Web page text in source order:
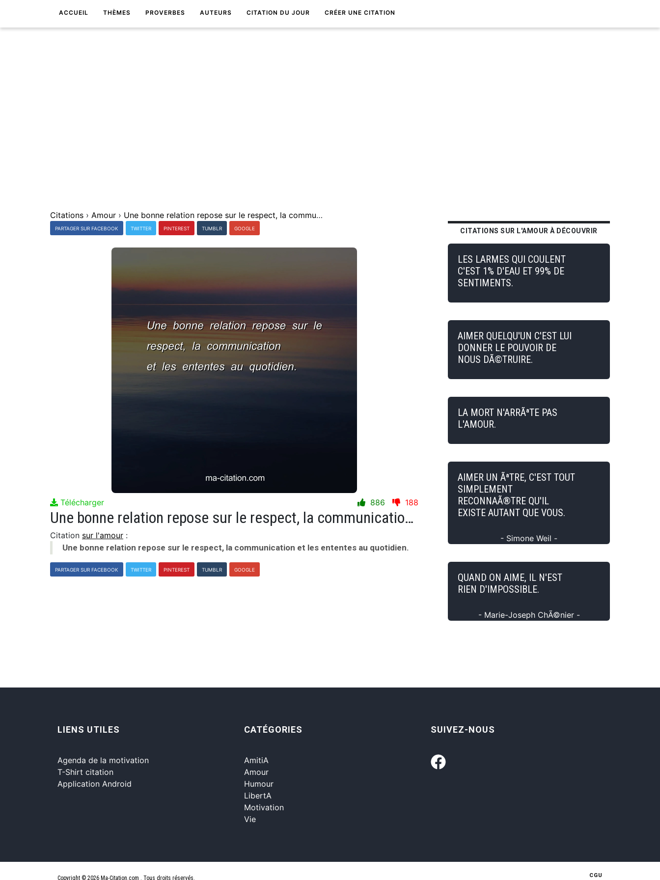
ACCUEIL THÈMES PROVERBES AUTEURS CITATION DU JOUR CRÉER UNE CITATION
Citations › Amour › Une bonne relation repose sur le respect, la communication et les ententes au quotidien.
PARTAGER SUR FACEBOOK TWITTER PINTEREST TUMBLR GOOGLE
Télécharger 886 188
Une bonne relation repose sur le respect, la communication et les ententes au quotidien.
Citation sur l'amour :
Une bonne relation repose sur le respect, la communication et les ententes au quotidien.
PARTAGER SUR FACEBOOK TWITTER PINTEREST TUMBLR GOOGLE
CITATIONS SUR L'AMOUR À DÉCOUVRIR
LES LARMES QUI COULENT
C'EST 1% D'EAU ET 99% DE
SENTIMENTS.
AIMER QUELQU'UN C'EST LUI
DONNER LE POUVOIR DE
NOUS DÃ©TRUIRE.
LA MORT N'ARRÃªTE PAS
L'AMOUR.
AIMER UN ÃªTRE, C'EST TOUT
SIMPLEMENT
RECONNAÃ®TRE QU'IL
EXISTE AUTANT QUE VOUS.
- Simone Weil -
QUAND ON AIME, IL N'EST
RIEN D'IMPOSSIBLE.
- Marie-Joseph ChÃ©nier -
LIENS UTILES
Agenda de la motivation
T-Shirt citation
Application Android
CATÉGORIES
AmitiA
Amour
Humour
LibertA
Motivation
Vie
SUIVEZ-NOUS
Copyright © 2026 Ma-Citation.com . Tous droits réservés. CGU